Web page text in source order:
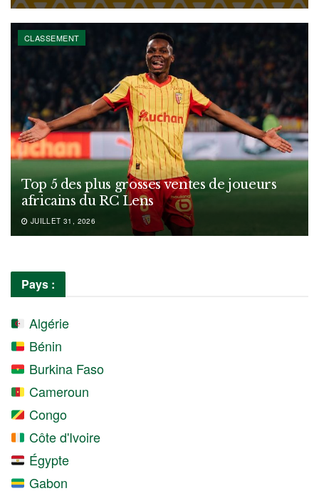
CLASSEMENT
Top 5 des plus grosses ventes de joueurs
africains du RC Lens
JUILLET 31, 2026
Pays :
Algérie
Bénin
Burkina Faso
Cameroun
Congo
Côte d'Ivoire
Égypte
Gabon